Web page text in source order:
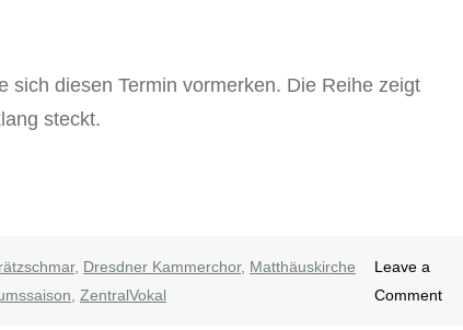
diesen Termin vormerken. Die Reihe zeigt
steckt.
, Dresdner Kammerchor, Matthäuskirche
, ZentralVokal
Leave a
Commenton